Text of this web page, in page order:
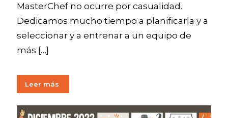
MasterChef no ocurre por casualidad.
Dedicamos mucho tiempo a planificarla y a
seleccionar y a entrenar a un equipo de
más […]
Leer más